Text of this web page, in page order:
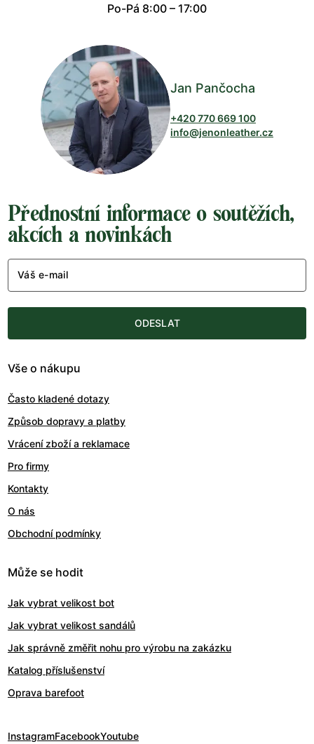
Po-Pá 8:00 – 17:00
Jan Pančocha
+420 770 669 100
info@jenonleather.cz
Přednostní informace o soutěžích,
akcích a novinkách
Váš e-mail
ODESLAT
Vše o nákupu
Často kladené dotazy
Způsob dopravy a platby
Vrácení zboží a reklamace
Pro firmy
Kontakty
O nás
Obchodní podmínky
Může se hodit
Jak vybrat velikost bot
Jak vybrat velikost sandálů
Jak správně změřit nohu pro výrobu na zakázku
Katalog příslušenství
Oprava barefoot
InstagramFacebookYoutube